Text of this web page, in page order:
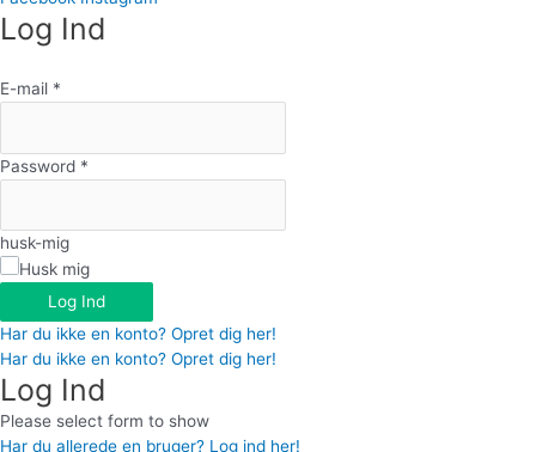
Log Ind
E-mail *
Password *
husk-mig
Husk mig
Log Ind
Har du ikke en konto? Opret dig her!
Har du ikke en konto? Opret dig her!
Log Ind
Please select form to show
Har du allerede en bruger? Log ind her!